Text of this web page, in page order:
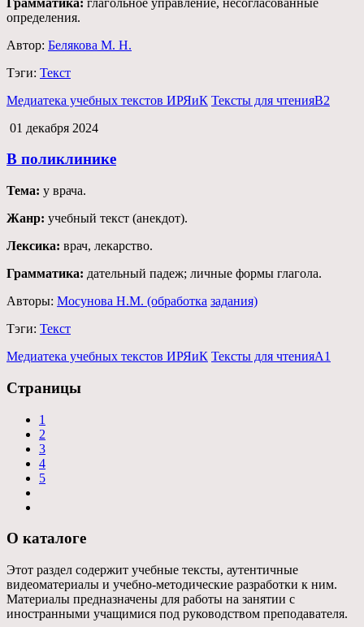
определения.
Автор: Белякова М. Н.
Тэги: Текст
Медиатека учебных текстов ИРЯиК Тексты для чтенияB2
01 декабря 2024
В поликлинике
Тема: у врача.
Жанр: учебный текст (анекдот).
Лексика: врач, лекарство.
Грамматика: дательный падеж; личные формы глагола.
Авторы: Мосунова Н.М. (обработка задания)
Тэги: Текст
Медиатека учебных текстов ИРЯиК Тексты для чтенияА1
Страницы
1
2
3
4
5
О каталоге
Этот раздел содержит учебные тексты, аутентичные
видеоматериалы и учебно-методические разработки к ним.
Материалы предназначены для работы на занятии с
иностранными учащимися под руководством преподавателя.